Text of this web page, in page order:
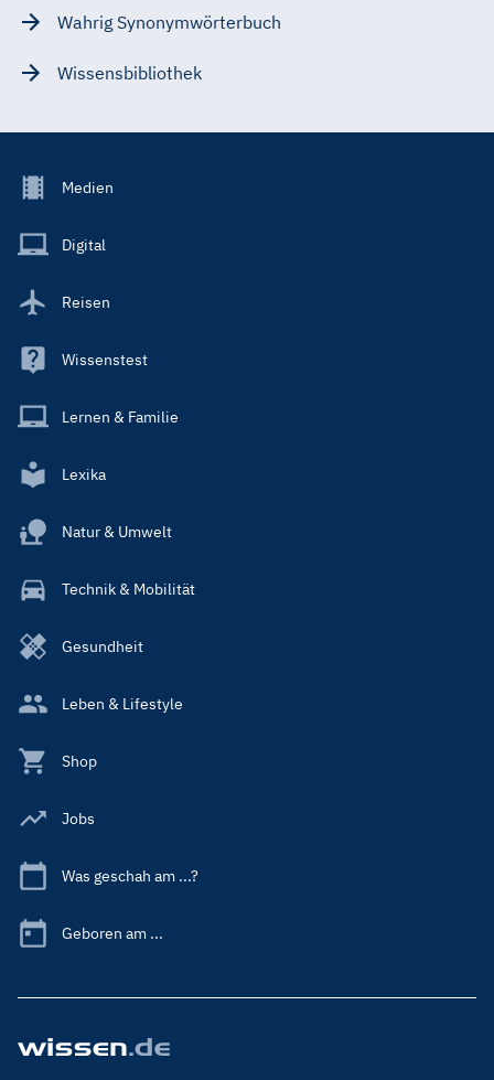
Wahrig Synonymwörterbuch
Wissensbibliothek
Footer
Main
Medien
Digital
Reisen
Wissenstest
Lernen & Familie
Lexika
Natur & Umwelt
Technik & Mobilität
Gesundheit
Leben & Lifestyle
Shop
Jobs
Was geschah am ...?
Geboren am ...